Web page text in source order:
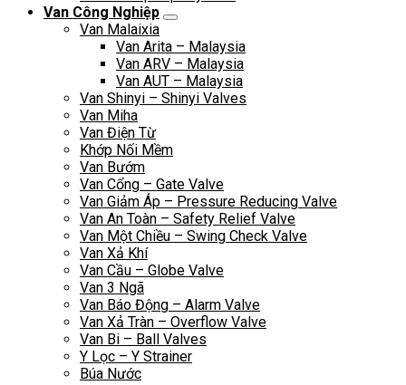
Van Công Nghiệp
Van Malaixia
Van Arita – Malaysia
Van ARV – Malaysia
Van AUT – Malaysia
Van Shinyi – Shinyi Valves
Van Miha
Van Điện Từ
Khớp Nối Mềm
Van Bướm
Van Cổng – Gate Valve
Van Giảm Áp – Pressure Reducing Valve
Van An Toàn – Safety Relief Valve
Van Một Chiều – Swing Check Valve
Van Xả Khí
Van Cầu – Globe Valve
Van 3 Ngã
Van Báo Động – Alarm Valve
Van Xả Tràn – Overflow Valve
Van Bi – Ball Valves
Y Lọc – Y Strainer
Búa Nước